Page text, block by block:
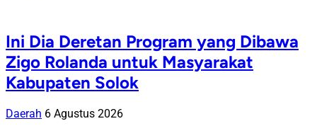
Ini Dia Deretan Program yang Dibawa
Zigo Rolanda untuk Masyarakat
Kabupaten Solok
Daerah 6 Agustus 2026